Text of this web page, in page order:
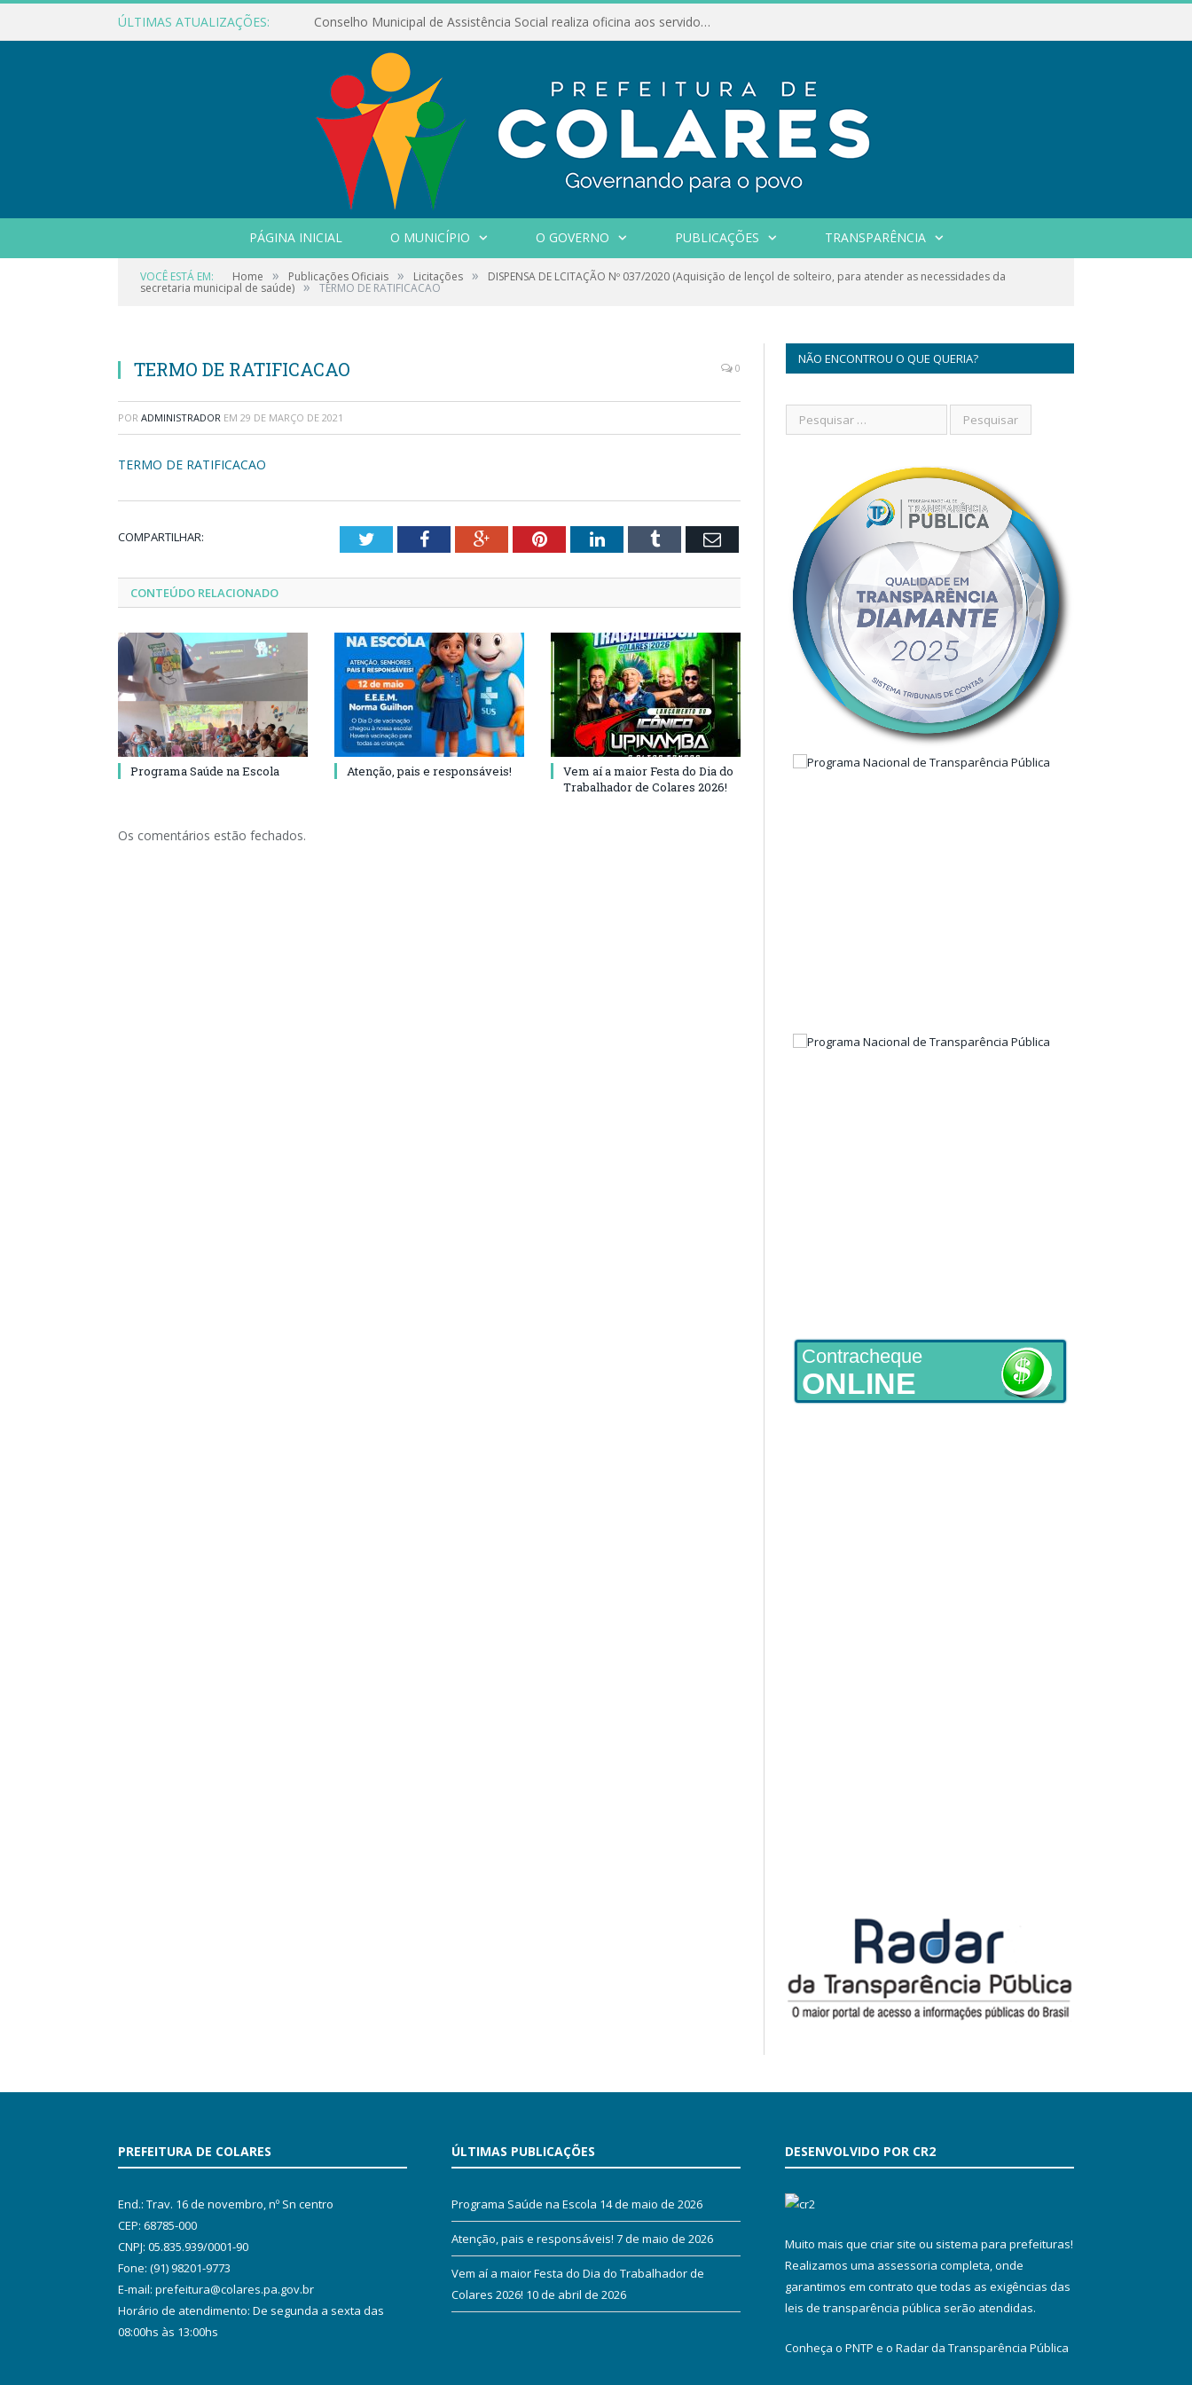
ÚLTIMAS ATUALIZAÇÕES: Conselho Municipal de Assistência Social realiza oficina aos servidores
PÁGINA INICIAL O MUNICÍPIO O GOVERNO PUBLICAÇÕES TRANSPARÊNCIA
VOCÊ ESTÁ EM: Home » Publicações Oficiais » Licitações » DISPENSA DE LCITAÇÃO Nº 037/2020 (Aquisição de lençol de solteiro, para atender as necessidades da
secretaria municipal de saúde) » TERMO DE RATIFICACAO
TERMO DE RATIFICACAO 0
POR ADMINISTRADOR EM 29 DE MARÇO DE 2021
TERMO DE RATIFICACAO
COMPARTILHAR: TwitterFacebookGoogle+PinterestLinkedInTumblr Email
CONTEÚDO RELACIONADO
Programa Saúde na Escola Atenção, pais e responsáveis!
Vem aí a maior Festa do Dia do
Trabalhador de Colares 2026!
Os comentários estão fechados.
NÃO ENCONTROU O QUE QUERIA?
Contracheque
ONLINE
PREFEITURA DE COLARES
End.: Trav. 16 de novembro, nº Sn centro
CEP: 68785-000
CNPJ: 05.835.939/0001-90
Fone: (91) 98201-9773
E-mail: prefeitura@colares.pa.gov.br
Horário de atendimento: De segunda a sexta das
08:00hs às 13:00hs
ÚLTIMAS PUBLICAÇÕES
Programa Saúde na Escola 14 de maio de 2026
Atenção, pais e responsáveis! 7 de maio de 2026
Vem aí a maior Festa do Dia do Trabalhador de
Colares 2026! 10 de abril de 2026
DESENVOLVIDO POR CR2
Muito mais que criar site ou sistema para prefeituras!
Realizamos uma assessoria completa, onde
garantimos em contrato que todas as exigências das
leis de transparência pública serão atendidas.
Conheça o PNTP e o Radar da Transparência Pública